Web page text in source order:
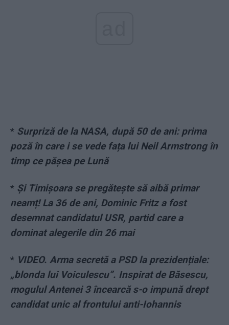
* Surpriză de la NASA, după 50 de ani: prima
poză în care i se vede fața lui Neil Armstrong în
timp ce pășea pe Lună
* Și Timișoara se pregătește să aibă primar
neamț! La 36 de ani, Dominic Fritz a fost
desemnat candidatul USR, partid care a
dominat alegerile din 26 mai
* VIDEO. Arma secretă a PSD la prezidențiale:
„blonda lui Voiculescu”. Inspirat de Băsescu,
mogulul Antenei 3 încearcă s-o impună drept
candidat unic al frontului anti-Iohannis